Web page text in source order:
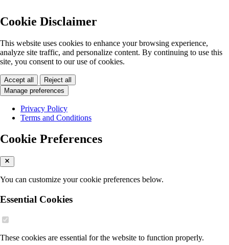
Cookie Disclaimer
This website uses cookies to enhance your browsing experience,
analyze site traffic, and personalize content. By continuing to use this
site, you consent to our use of cookies.
Accept all
Reject all
Manage preferences
Privacy Policy
Terms and Conditions
Cookie Preferences
You can customize your cookie preferences below.
Essential Cookies
These cookies are essential for the website to function properly.